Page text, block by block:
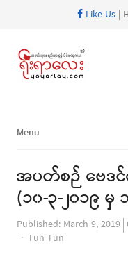
Like Us|
Menu
Menu
အပတ်စဉ် ဗေဒ
(၁၀-၃-၂၀၁၉
Published: March 9, 2019
Author
Tun Tun